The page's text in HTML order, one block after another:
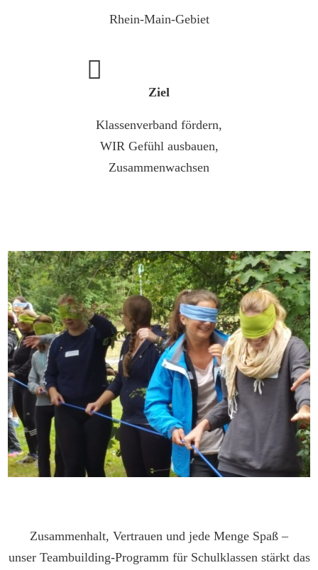
Rhein-Main-Gebiet
Ziel
Klassenverband fördern,
WIR Gefühl ausbauen,
Zusammenwachsen
Zusammenhalt, Vertrauen und jede Menge Spaß –
unser Teambuilding-Programm für Schulklassen stärkt das